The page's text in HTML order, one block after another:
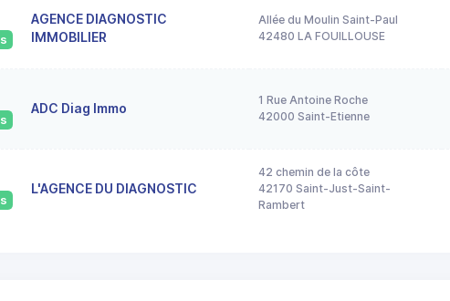
AGENCE DIAGNOSTIC
IMMOBILIER
Allée du Moulin Saint-Paul
42480 LA FOUILLOUSE
ADC Diag Immo
1 Rue Antoine Roche
42000 Saint-Etienne
L'AGENCE DU DIAGNOSTIC
42 chemin de la côte
42170 Saint-Just-Saint-
Rambert